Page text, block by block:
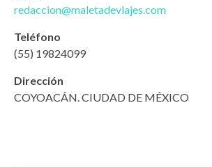
redaccion@maletadeviajes.com
Teléfono
(55) 19824099
Dirección
COYOACÁN. CIUDAD DE MÉXICO